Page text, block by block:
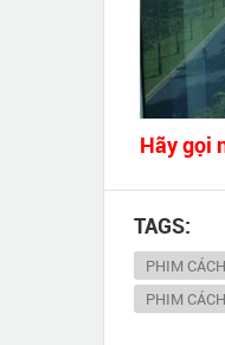
Hãy gọi
TAGS:
PHIM
PHIM